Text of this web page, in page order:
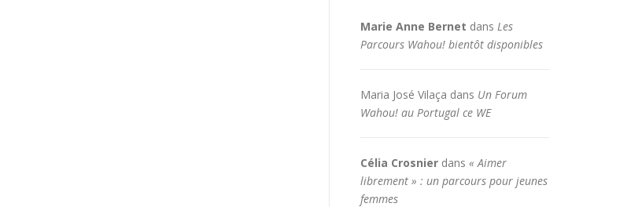
Marie Anne Bernet dans Les
Parcours Wahou! bientôt disponibles
Maria José Vilaça dans Un Forum
Wahou! au Portugal ce WE
Célia Crosnier dans « Aimer
librement » : un parcours pour jeunes
femmes